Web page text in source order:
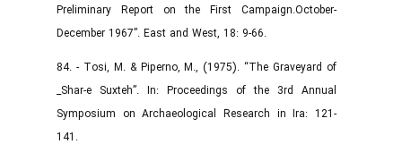
Preliminary Report on the First Campaign.October-
December 1967”. East and West, 18: 9-66.
84. - Tosi, M. & Piperno, M., (1975). “The Graveyard of
_Shar-e Suxteh”. In: Proceedings of the 3rd Annual
Symposium on Archaeological Research in Ira: 121-
141.